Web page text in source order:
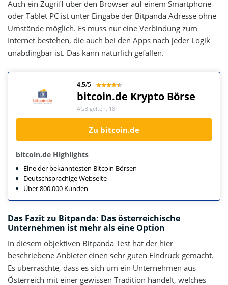
Auch ein Zugriff über den Browser auf einem Smartphone
oder Tablet PC ist unter Eingabe der Bitpanda Adresse ohne
Umstände möglich. Es muss nur eine Verbindung zum
Internet bestehen, die auch bei den Apps nach jeder Logik
unabdingbar ist. Das kann natürlich gefallen.
4.5/5
bitcoin.de Krypto Börse
AGB gelten, 18+
Zu bitcoin.de
bitcoin.de Highlights
Eine der bekanntesten Bitcoin Börsen
Deutschsprachige Webseite
Über 800.000 Kunden
Das Fazit zu Bitpanda: Das österreichische
Unternehmen ist mehr als eine Option
In diesem objektiven Bitpanda Test hat der hier
beschriebene Anbieter einen sehr guten Eindruck gemacht.
Es überraschte, dass es sich um ein Unternehmen aus
Österreich mit einer gewissen Tradition handelt, welches